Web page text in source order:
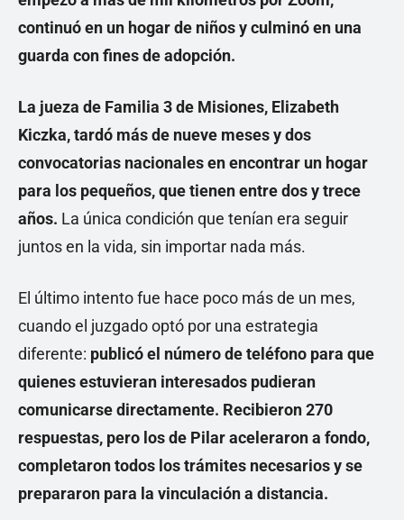
continuó en un hogar de niños y culminó en una
guarda con fines de adopción.
La jueza de Familia 3 de Misiones, Elizabeth
Kiczka, tardó más de nueve meses y dos
convocatorias nacionales en encontrar un hogar
para los pequeños, que tienen entre dos y trece
años. La única condición que tenían era seguir
juntos en la vida, sin importar nada más.
El último intento fue hace poco más de un mes,
cuando el juzgado optó por una estrategia
diferente: publicó el número de teléfono para que
quienes estuvieran interesados pudieran
comunicarse directamente. Recibieron 270
respuestas, pero los de Pilar aceleraron a fondo,
completaron todos los trámites necesarios y se
prepararon para la vinculación a distancia.